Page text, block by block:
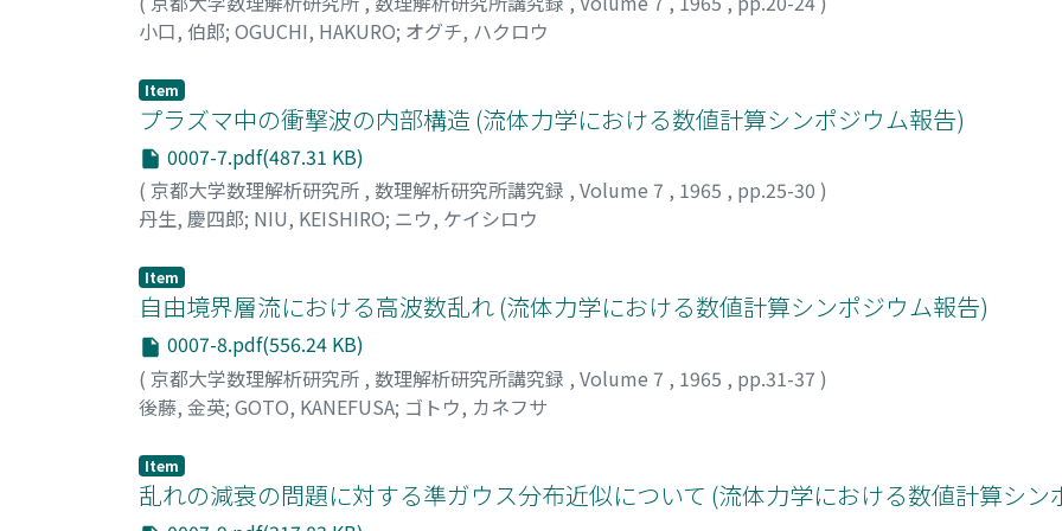
小口, 伯郎; OGUCHI, HAKURO; オグチ, ハクロウ
Item
プラズマ中の衝撃波の内部構造 (流体力学における数値計算シンポジウム報告)
0007-7.pdf(487.31 KB)
( 京都大学数理解析研究所 , 数理解析研究所講究録 , Volume 7 , 1965 , pp.25-30 )
丹生, 慶四郎; NIU, KEISHIRO; ニウ, ケイシロウ
Item
自由境界層流における高波数乱れ (流体力学における数値計算シンポジウム報告)
0007-8.pdf(556.24 KB)
( 京都大学数理解析研究所 , 数理解析研究所講究録 , Volume 7 , 1965 , pp.31-37 )
後藤, 金英; GOTO, KANEFUSA; ゴトウ, カネフサ
Item
乱れの減衰の問題に対する準ガウス分布近似について (流体力学における数値計算シン